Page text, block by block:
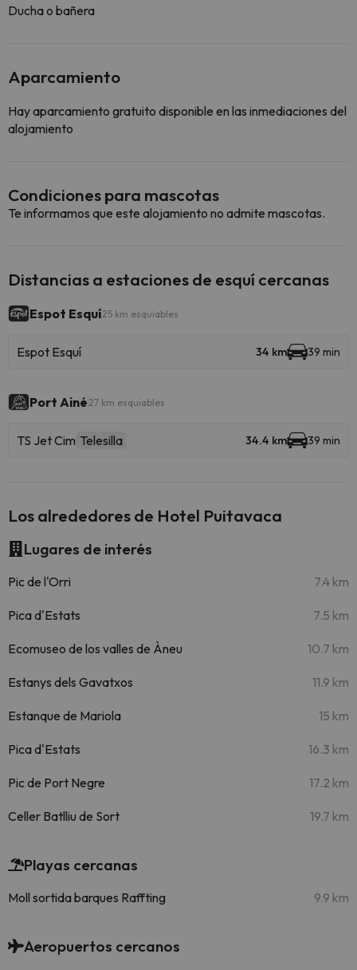
Ducha o bañera
Aparcamiento
Hay aparcamiento gratuito disponible en las inmediaciones del
alojamiento
Condiciones para mascotas
Te informamos que este alojamiento no admite mascotas.
Distancias a estaciones de esquí cercanas
Espot Esquí25 km esquiables
Espot Esquí 34 km 39 min
Port Ainé 27 km esquiables
TS Jet Cim Telesilla 34.4 km 39 min
Los alrededores de Hotel Puitavaca
Lugares de interés
Pic de l'Orri 7.4 km
Pica d'Estats 7.5 km
Ecomuseo de los valles de Àneu 10.7 km
Estanys dels Gavatxos 11.9 km
Estanque de Mariola 15 km
Pica d'Estats 16.3 km
Pic de Port Negre 17.2 km
Celler Batlliu de Sort 19.7 km
Playas cercanas
Moll sortida barques Raffting 9.9 km
Aeropuertos cercanos